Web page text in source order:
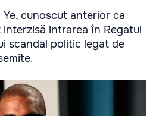
Ye, cunoscut anterior ca
intrarea în Regatul
scandal politic legat de